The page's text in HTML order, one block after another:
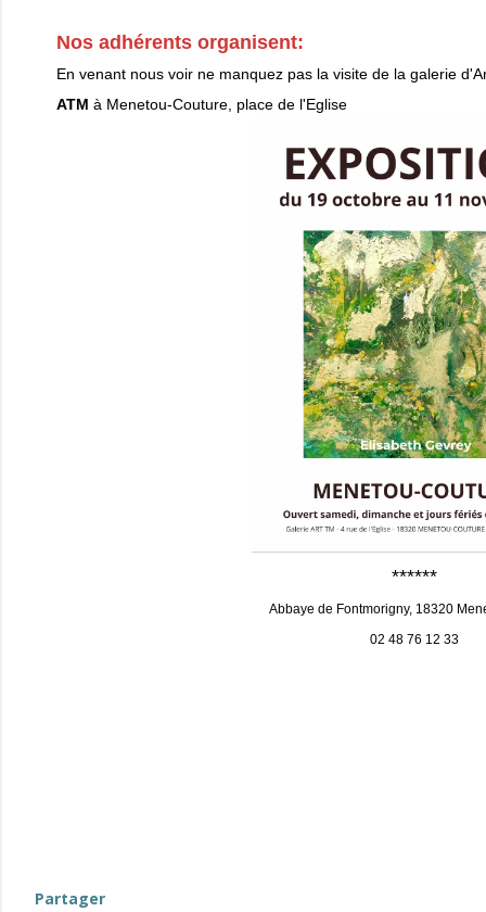
Nos adhérents organisent:
En venant nous voir ne manquez pas la visite de la galerie
ATM à Menetou-Couture, place de l'Eglise
******
Abbaye de Fontmorigny, 18320
02 48 76 12 33
Partager